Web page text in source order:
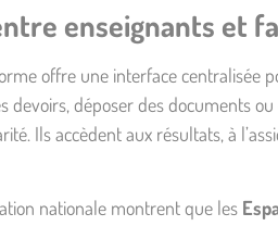
enseignants et
offre une interface
devoirs, déposer des documents
Ils accèdent aux résultats, à
nationale montrent que les